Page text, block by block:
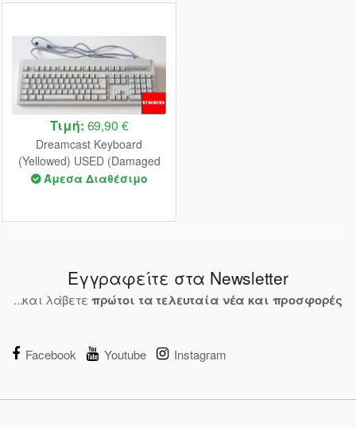
Τιμή: 69,90 €
Dreamcast Keyboard
(Yellowed) USED (Damaged
Box)
Άμεσα Διαθέσιμο
Εγγραφείτε στα Newsletter
...και λάβετε πρώτοι τα τελευταία νέα και προσφορές
Facebook Youtube Instagram